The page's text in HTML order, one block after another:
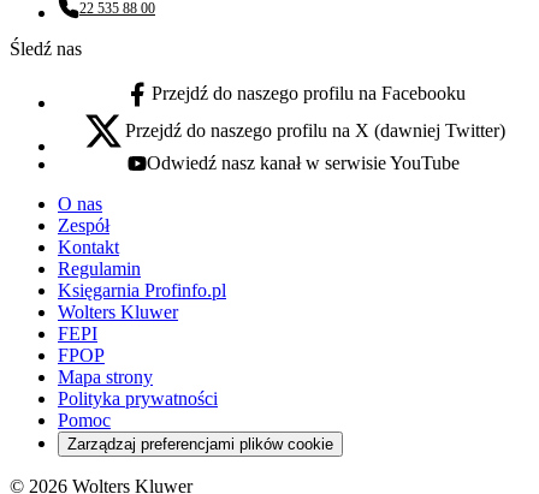
Numer telefonu:
22 535 88 00
Śledź nas
facebook - otwiera się w nowej karcie
Przejdź do naszego profilu na Facebooku
x - otwiera się w nowej karcie
Przejdź do naszego profilu na X (dawniej Twitter)
youtube - otwiera się w nowej karcie
Odwiedź nasz kanał w serwisie YouTube
O nas
Zespół
Kontakt
Regulamin
Księgarnia Profinfo.pl
Wolters Kluwer
FEPI
FPOP
Mapa strony
Polityka prywatności
Pomoc
Zarządzaj preferencjami plików cookie
© 2026 Wolters Kluwer